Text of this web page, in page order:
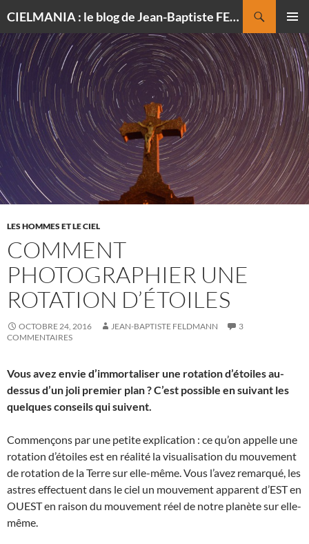
CIELMANIA : le blog de Jean-Baptiste FELDMANN, photographe du ciel
MENU
AU
CONTENU
LES HOMMES ET LE CIEL
COMMENT
PHOTOGRAPHIER UNE
ROTATION D’ÉTOILES
OCTOBRE 24, 2016 JEAN-BAPTISTE FELDMANN
3
COMMENTAIRES
Vous avez envie d’immortaliser une rotation d’étoiles au-
dessus d’un joli premier plan ? C’est possible en suivant les
quelques conseils qui suivent.
Commençons par une petite explication : ce qu’on appelle une
rotation d’étoiles est en réalité la visualisation du mouvement
de rotation de la Terre sur elle-même. Vous l’avez remarqué, les
astres effectuent dans le ciel un mouvement apparent d’EST en
OUEST en raison du mouvement réel de notre planète sur elle-
même.